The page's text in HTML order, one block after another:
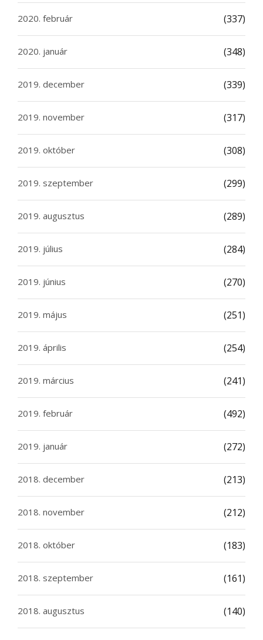
2020. február (337)
2020. január (348)
2019. december (339)
2019. november (317)
2019. október (308)
2019. szeptember (299)
2019. augusztus (289)
2019. július (284)
2019. június (270)
2019. május (251)
2019. április (254)
2019. március (241)
2019. február (492)
2019. január (272)
2018. december (213)
2018. november (212)
2018. október (183)
2018. szeptember (161)
2018. augusztus (140)